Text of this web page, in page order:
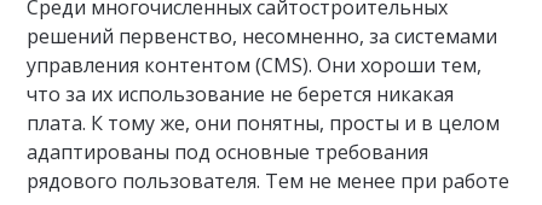
Среди многочисленных сайтостроительных
решений первенство, несомненно, за системами
управления контентом (CMS). Они хороши тем,
что за их использование не берется никакая
плата. К тому же, они понятны, просты и в целом
адаптированы под основные требования
рядового пользователя. Тем не менее при работе